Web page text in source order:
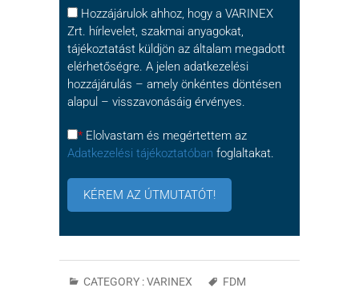
Hozzájárulok ahhoz, hogy a VARINEX
Zrt. hírlevelet, szakmai anyagokat,
tájékoztatást küldjön az általam megadott
elérhetőségre. A jelen adatkezelési
hozzájárulás – amely önkéntes döntésen
alapul – visszavonásáig érvényes.
* Elolvastam és megértettem az
Adatkezelési tájékoztatóban foglaltakat.
CATEGORY :VARINEX FDM